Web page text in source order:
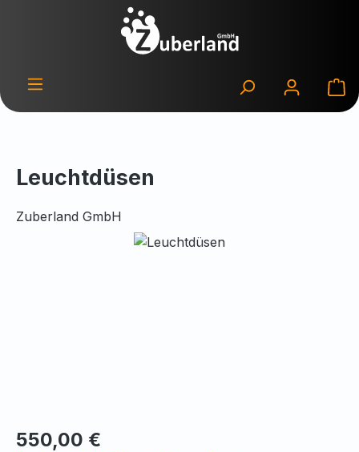
Zum Hauptinhalt springen
Leuchtdüsen
Zuberland GmbH
Bildergalerie überspringen
Regulärer Preis:
550,00 €